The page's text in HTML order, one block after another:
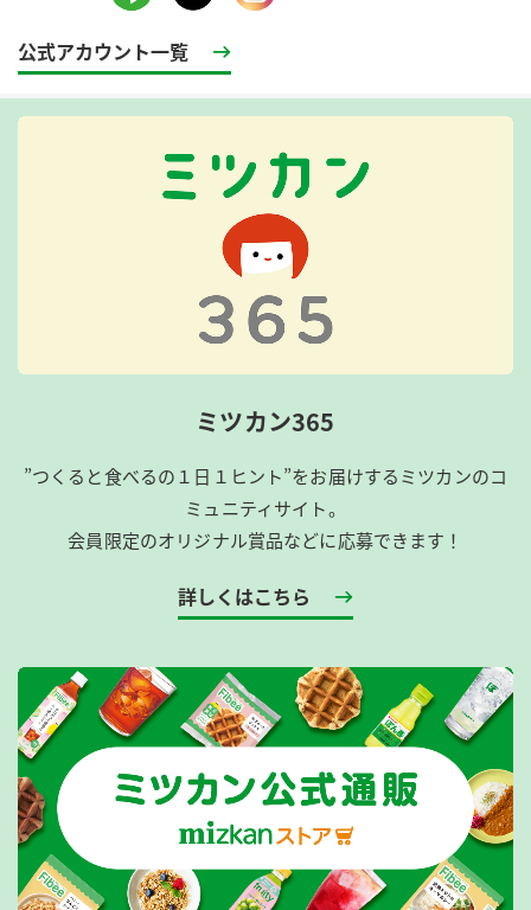
公式アカウント一覧
ミツカン365
”つくると食べるの１日１ヒント”をお届けするミツカンのコ
ミュニティサイト。
会員限定のオリジナル賞品などに応募できます！
詳しくはこちら